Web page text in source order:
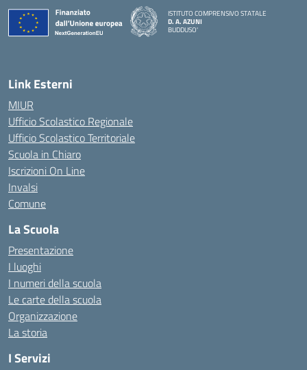
ISTITUTO COMPRENSIVO STATALE
D. A. AZUNI
BUDDUSO'
Link Esterni
MIUR
Ufficio Scolastico Regionale
Ufficio Scolastico Territoriale
Scuola in Chiaro
Iscrizioni On Line
Invalsi
Comune
La Scuola
Presentazione
I luoghi
I numeri della scuola
Le carte della scuola
Organizzazione
La storia
I Servizi